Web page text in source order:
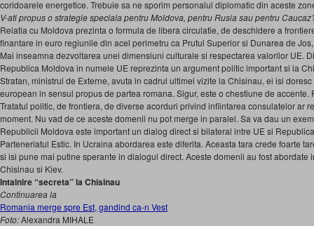
coridoarele energetice. Trebuie sa ne sporim personalul diplomatic din aceste
V-ati propus o strategie speciala pentru Moldova, pentru Rusia sau pentru
Relatia cu Moldova prezinta o formula de libera circulatie, de deschidere a
finantare in euro regiunile din acel perimetru ca Prutul Superior si Dunarea de
Mai inseamna dezvoltarea unei dimensiuni culturale si respectarea valorilor UE.
Republica Moldova in numele UE reprezinta un argument politic important si la
Stratan, ministrul de Externe, avuta in cadrul ultimei vizite la Chisinau, ei isi
european in sensul propus de partea romana. Sigur, este o chestiune de accente.
Tratatul politic, de frontiera, de diverse acorduri privind infiintarea consulatelor ar
moment. Nu vad de ce aceste domenii nu pot merge in paralel. Sa va dau un
Republicii Moldova este important un dialog direct si bilateral intre UE si
Parteneriatul Estic. In Ucraina abordarea este diferita. Aceasta tara crede foarte
si isi pune mai putine sperante in dialogul direct. Aceste domenii au fost abordate
Chisinau si Kiev.
Intalnire “secreta” la Chisinau
Continuarea la
Romania merge spre Est, gandind ca-n Vest
Foto:Alexandra MIHALE